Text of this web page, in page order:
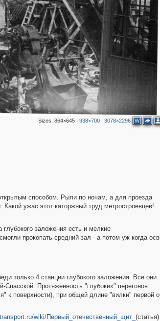
Sizes: 864×645| 938×700| 3078×2296 W
5
способом. Рыли по ночам, а для проезда
ужас этот каторжный труд метростроевцев!
заложения есть и мелкие
прокопать средний зал - а потом уж когда
только 4 станции глубокого заложения. Все они
Протяжённость "глубоких" перегонов
к поверхности), при общей длине "вилки" первой
wiki/Первый_отечественный_щит_ (статья)